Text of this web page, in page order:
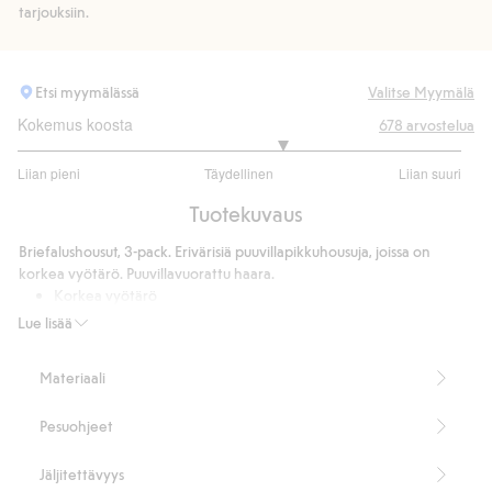
tarjouksiin.
Etsi myymälässä Valitse Myymälä
Kokemus koosta
Liian pieni Täydellinen Liian suuri
/
ääneen
678 arvostelua
Tuotekuvaus
Lue lisää
Briefalushousut, 3-pack. Erivärisiä puuvillapikkuhousuja, joissa on
korkea vyötärö. Puuvillavuorattu haara.
Kapea resorireuna vyötäröllä
Tuotenumero
Materiaali
Pesuohjeet
Jäljitettävyys